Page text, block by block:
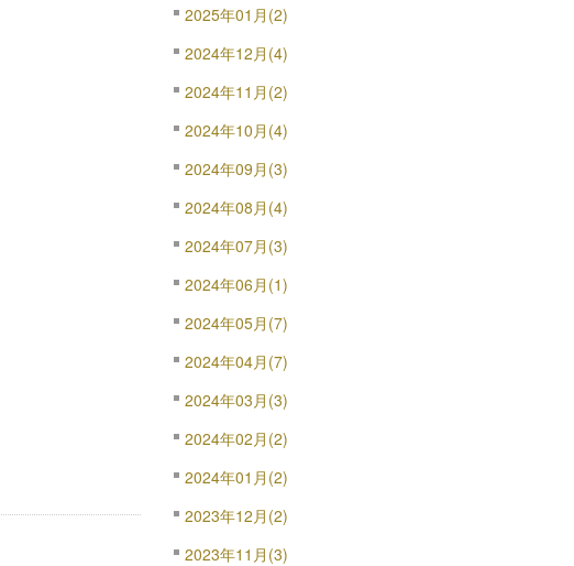
2025年01月(2)
2024年12月(4)
2024年11月(2)
2024年10月(4)
2024年09月(3)
2024年08月(4)
2024年07月(3)
2024年06月(1)
2024年05月(7)
2024年04月(7)
2024年03月(3)
2024年02月(2)
2024年01月(2)
2023年12月(2)
2023年11月(3)